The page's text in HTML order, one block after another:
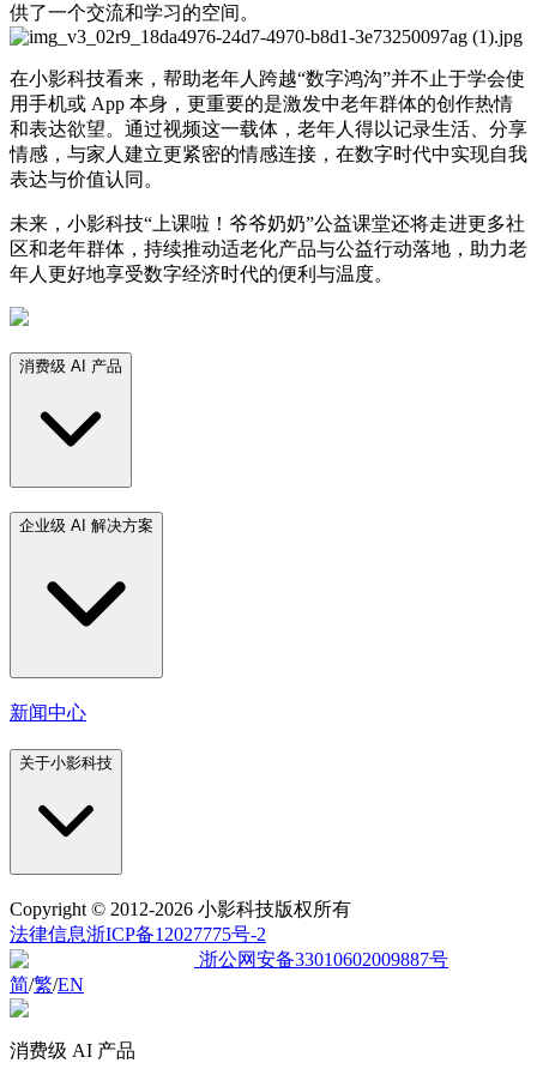
供了一个交流和学习的空间。
在小影科技看来，帮助老年人跨越“数字鸿沟”并不止于学会使
用手机或 App 本身，更重要的是激发中老年群体的创作热情
和表达欲望。通过视频这一载体，老年人得以记录生活、分享
情感，与家人建立更紧密的情感连接，在数字时代中实现自我
表达与价值认同。
未来，小影科技“上课啦！爷爷奶奶”公益课堂还将走进更多社
区和老年群体，持续推动适老化产品与公益行动落地，助力老
年人更好地享受数字经济时代的便利与温度。
消费级 AI 产品
企业级 AI 解决方案
新闻中心
关于小影科技
Copyright © 2012-2026 小影科技版权所有
法律信息浙ICP备12027775号-2
浙公网安备33010602009887号
简/繁/EN
消费级 AI 产品